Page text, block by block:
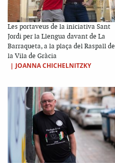
Les portaveus de la iniciativa Sant
Jordi per la Llengua davant de La
Barraqueta, a la plaça del Raspall de
la Vila de Gràcia
| JOANNA CHICHELNITZKY